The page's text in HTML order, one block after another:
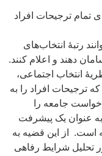
تمام ترجیحات افراد
رتبۀ انتخاب‌های
دهند و اعلام کنند.
انتخاب اجتماعی،
ترجیحات افراد را به
خواست جامعه را
به عنوان یک پیشرفت
است. از این قضیه به
تحلیل شرایط رفاهی